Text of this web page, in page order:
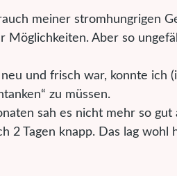
meiner stromhungrigen
Möglichkeiten. Aber so
neu und frisch war, konnte ich
zu müssen.
sah es nicht mehr so
2 Tagen knapp. Das lag